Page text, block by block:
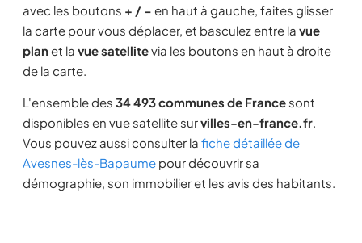
avec les boutons + / − en haut à gauche, faites glisser
la carte pour vous déplacer, et basculez entre la vue
planet la vue satellitevia les boutons en haut à droite
de la carte.
L'ensemble des 34 493 communes de France sont
disponibles en vue satellite survilles-en-france.fr.
Vous pouvez aussi consulter la fiche détaillée de
Avesnes-lès-Bapaume pour découvrir sa
démographie, son immobilier et les avis des habitants.